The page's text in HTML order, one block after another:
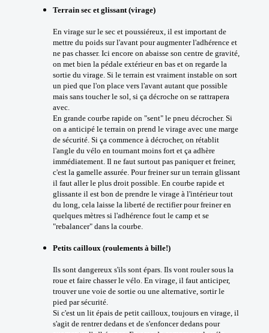
Terrain sec et glissant (virage)
En virage sur le sec et poussiéreux, il est important de
mettre du poids sur l'avant pour augmenter l'adhérence et
ne pas chasser. Ici encore on abaisse son centre de gravité,
on met bien la pédale extérieur en bas et on regarde la
sortie du virage. Si le terrain est vraiment instable on sort
un pied que l'on place vers l'avant autant que possible
mais sans toucher le sol, si ça décroche on se rattrapera
avec.
En grande courbe rapide on "sent" le pneu décrocher. Si
on a anticipé le terrain on prend le virage avec une marge
de sécurité. Si ça commence à décrocher, on rétablit
l'angle du vélo en tournant moins fort et ça adhère
immédiatement. Il ne faut surtout pas paniquer et freiner,
c'est la gamelle assurée. Pour freiner sur un terrain glissant
il faut aller le plus droit possible. En courbe rapide et
glissante il est bon de prendre le virage à l'intérieur tout
du long, cela laisse la liberté de rectifier pour freiner en
quelques mètres si l'adhérence fout le camp et se
"rebalancer" dans la courbe.
Petits cailloux (roulements à bille!)
Ils sont dangereux s'ils sont épars. Ils vont rouler sous la
roue et faire chasser le vélo. En virage, il faut anticiper,
trouver une voie de sortie ou une alternative, sortir le
pied par sécurité.
Si c'est un lit épais de petit cailloux, toujours en virage, il
s'agit de rentrer dedans et de s'enfoncer dedans pour